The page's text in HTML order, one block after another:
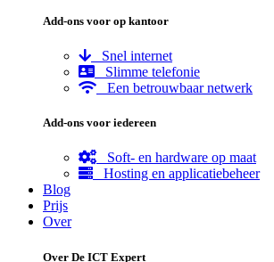
Add-ons voor op kantoor
Snel internet
Slimme telefonie
Een betrouwbaar netwerk
Add-ons voor iedereen
Soft- en hardware op maat
Hosting en applicatiebeheer
Blog
Prijs
Over
Over De ICT Expert